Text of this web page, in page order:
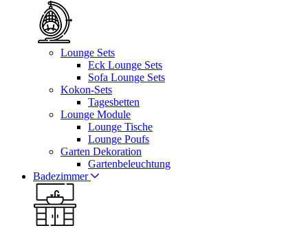
Lounge Sets
Eck Lounge Sets
Sofa Lounge Sets
Kokon-Sets
Tagesbetten
Lounge Module
Lounge Tische
Lounge Poufs
Garten Dekoration
Gartenbeleuchtung
Badezimmer